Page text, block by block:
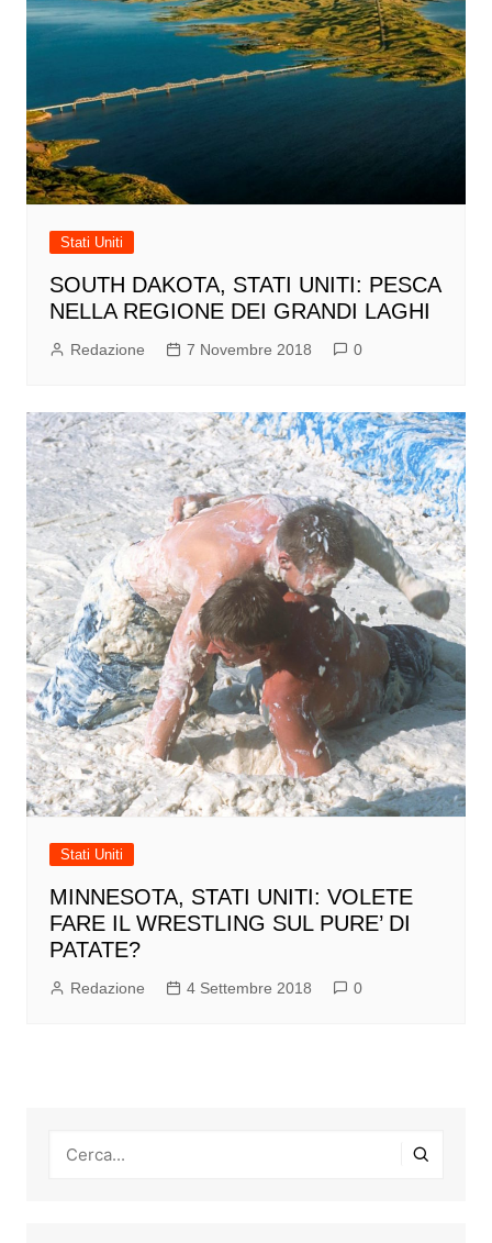
Stati Uniti
SOUTH DAKOTA, STATI UNITI: PESCA
NELLA REGIONE DEI GRANDI LAGHI
Redazione 7 Novembre 2018 0
Stati Uniti
MINNESOTA, STATI UNITI: VOLETE
FARE IL WRESTLING SUL PURE’ DI
PATATE?
Redazione 4 Settembre 2018 0